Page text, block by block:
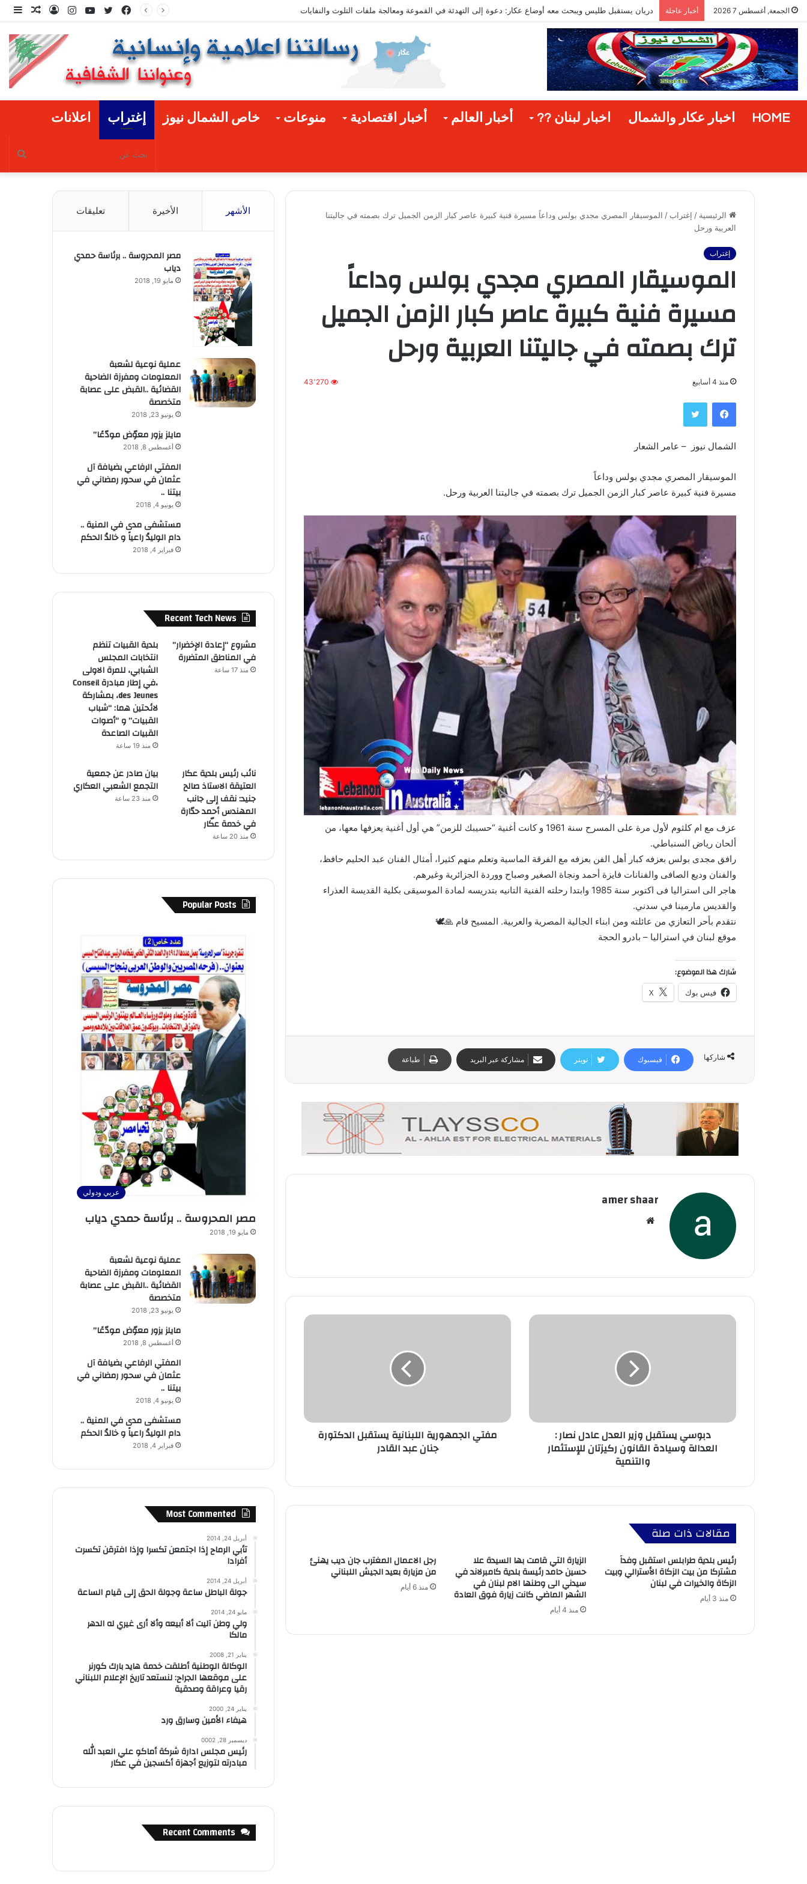
الجمعة, أغسطس 7 2026 أخبار عاجلة مشروع “إعادة الإخضرار” في المناطق المتضررة
مقالتسجيل
انستقراميوتيوبتويتر
فيسبوك
HOME اخبار عكار والشمال اخبار لبنان ?? أخبار العالم أخبار اقتصادية منوعات خاص الشمال نيوز إغتراب اعلانات
بحث
الرئيسية / إغتراب / الموسيقار المصري مجدي بولس وداعاً مسيرة فنية كبيرة عاصر كبار الزمن الجميل ترك بصمته في جاليتنا
العربية ورحل
إغتراب
الموسيقار المصري مجدي بولس وداعاً
مسيرة فنية كبيرة عاصر كبار الزمن الجميل
ترك بصمته في جاليتنا العربية ورحل
منذ 4 أسابيع 43٬270
فيسبوك تويتر
الشمال نيوز – عامر الشعار
الموسيقار المصري مجدي بولس وداعاً
مسيرة فنية كبيرة عاصر كبار الزمن الجميل ترك بصمته في جاليتنا العربية ورحل.
عزف مع ام كلثوم لأول مرة على المسرح سنة 1961 و كانت أغنية “حسيبك للزمن” هي أول أغنية يعزفها معها، من
ألحان رياض السنباطي.
رافق مجدى بولس بعزفه كبار أهل الفن بعزفه مع الفرقة الماسية وتعلم منهم كثيرا، أمثال الفنان عبد الحليم حافظ،
والفنان وديع الصافى والفنانات فايزة أحمد ونجاة الصغير وصباح ووردة الجزائرية وغيرهم.
هاجر الى استراليا فى اكتوبر سنة 1985 وابتدا رحلته الفنية التانيه بتدريسه لمادة الموسيقى بكلية القديسة العذراء
والقديس مارمينا في سدني.
نتقدم بأحر التعازي من عائلته ومن ابناء الجالية المصرية والعربية. المسيح قام 🙏🕊️
موقع لبنان في استراليا – بادرو الحجة
شارك هذا الموضوع:
فيس بوك X
شاركها فيسبوك تويتر مشاركة عبر البريد طباعة
amer shaar
دبوسي يستقبل وزير العدل عادل نصار :
العدالة وسيادة القانون ركيزتان للإستثمار
والتنمية
مفتي الجمهورية اللبنانية يستقبل الدكتورة
جنان عبد القادر
مقالات ذات صلة
رئيس بلدية طرابلس استقبل وفداً
مشتركا من بيت الزكاة الأسترالي وبيت
الزكاة والخيرات في لبنان
منذ 3 أيام
الزيارة التي قامت بها السيدة علا
حسين حامد رئيسة بلدية كامبرلاند في
سيدني الى وطنها الام لبنان في
الشهر الماضي كانت زيارة فوق العادة
منذ 4 أيام
رجل الاعمال المغترب جان ديب يهنئ
من مزيارة بعيد الجيش اللبناني
منذ 6 أيام
الأشهر الأخيرة تعليقات
مصر المحروسة .. برئاسة حمدي
دياب
مايو 19, 2018
عملية نوعية لشعبة
المعلومات ومفرزة الضاحية
القضائية ..القبض على عصابة
متخصصة
يونيو 23, 2018
مايلز يزور معوّض مودّعًا”
أغسطس 8, 2018
المفتي الرفاعي بضيافة آل
عثمان في سحور رمضاني في
بيتنا ..
يونيو 4, 2018
مستشفى مدى في المنية ..
دام الوليدُ راعياً و خالدُ الحكم
فبراير 4, 2018
Recent Tech News
مشروع “إعادة الإخضرار”
في المناطق المتضررة
منذ 17 ساعة
بلدية القبيات تنظم
انتخابات المجلس
الشبابي، للمرة الاولى
،في إطار مبادرة Conseil
des Jeunes، بمشاركة
لائحتين هما: “شباب
القبيات” و “أصوات
القبيات الصاعدة
منذ 19 ساعة
نائب رئيس بلدية عكار
العتيقة الاستاذ صالح
جنيد: نقف إلى جانب
المهندس أحمد حدّارة
في خدمة عكّار
منذ 20 ساعة
بيان صادر عن جمعية
التجمع الشعبي العكاري
منذ 23 ساعة
Popular Posts
عربي ودولي
مصر المحروسة .. برئاسة حمدي دياب
مايو 19, 2018
عملية نوعية لشعبة
المعلومات ومفرزة الضاحية
القضائية ..القبض على عصابة
متخصصة
يونيو 23, 2018
مايلز يزور معوّض مودّعًا”
أغسطس 8, 2018
المفتي الرفاعي بضيافة آل
عثمان في سحور رمضاني في
بيتنا ..
يونيو 4, 2018
مستشفى مدى في المنية ..
دام الوليدُ راعياً و خالدُ الحكم
فبراير 4, 2018
Most Commented
أبريل 24, 2014
تأبي الرماح إذا اجتمعن تكسرا وإذا افترقن تكسرت
أفرادا
أبريل 24, 2014
جولة الباطل ساعة وجولة الحق إلى قيام الساعة
مايو 24, 2014
ولي وطن آليت ألا أبيعه وألا أرى غيري له الدهر
مالكا
يناير 21, 2008
الوكالة الوطنية أطلقت خدمة هايد بارك كورنر
على موقعها الجراح: لنستعد تاريخ الإعلام اللبناني
رقيا وعراقة وصدقية
يناير 24, 2000
هيفاء الأمين وسارق ورد
ديسمبر 28, 0002
رئيس مجلس ادارة شركة أماكو علي العبد الله
مبادرته لتوزيع أجهزة أكسجين في عكار
Recent Comments